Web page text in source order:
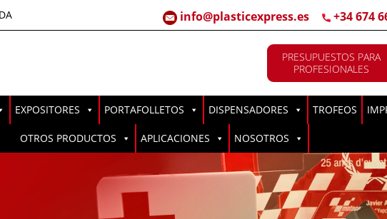
info@plasticexpress.es +34 674
PRESUPUESTOS PARA
PROFESIONALES
EXPOSITORES PORTAFOLLETOS DISPENSADORES TROFEOS
OTROS PRODUCTOS APLICACIONES NOSOTROS